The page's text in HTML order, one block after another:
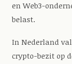
en Web3-
belast.
In Nederland
crypto-bezit op